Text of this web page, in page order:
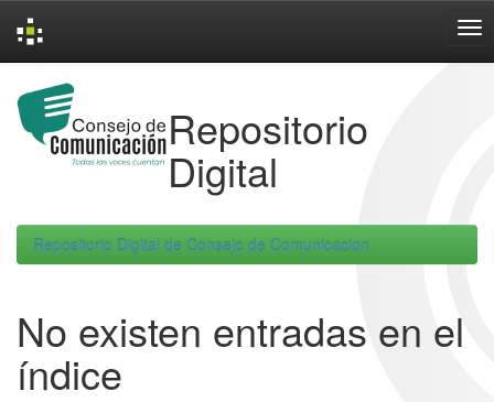
navigation
Repositorio
Digital
Repositorio Digital de Consejo de Comunicacion
No existen entradas en el
índice